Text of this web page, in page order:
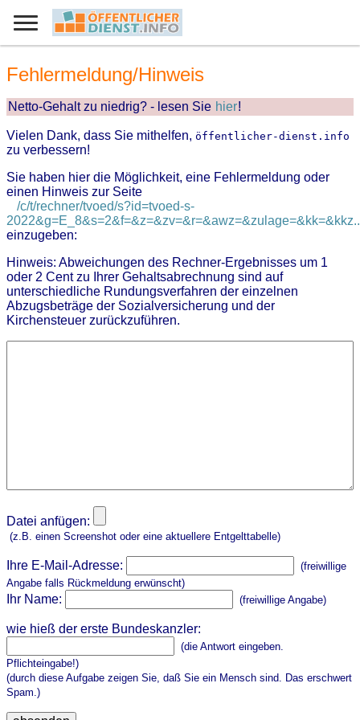
Fehlermeldung/Hinweis
Netto-Gehalt zu niedrig? - lesen Sie hier!
Vielen Dank, dass Sie mithelfen, öffentlicher-dienst.info
zu verbessern!
Sie haben hier die Möglichkeit, eine Fehlermeldung oder
einen Hinweis zur Seite
/c/t/rechner/tvoed/s?id=tvoed-s-
einzugeben:
Hinweis: Abweichungen des Rechner-Ergebnisses um 1
oder 2 Cent zu Ihrer Gehaltsabrechnung sind auf
unterschiedliche Rundungsverfahren der einzelnen
Abzugsbeträge der Sozialversicherung und der
Kirchensteuer zurückzuführen.
Datei anfügen:
(z.B. einen Screenshot oder eine aktuellere Entgelttabelle)
Ihre E-Mail-Adresse:
(freiwillige
Angabe falls Rückmeldung erwünscht)
Ihr Name: (freiwillige Angabe)
wie hieß der erste Bundeskanzler:
(die Antwort eingeben.
Pflichteingabe!)
(durch diese Aufgabe zeigen Sie, daß Sie ein Mensch sind. Das erschwert
Spam.)